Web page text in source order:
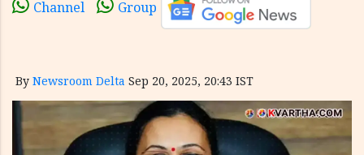
Channel Group
By Newsroom Delta Sep 20, 2025, 20:43 IST